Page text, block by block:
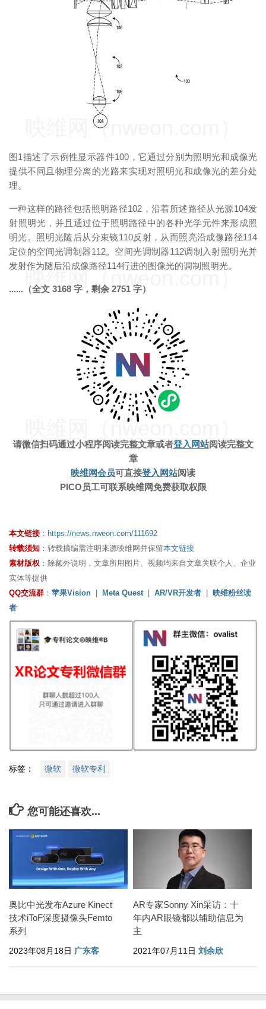
图1描述了示例性显示器件100，它通过分别为照明光和成像光
提供不同且物理分离的光路来实现对照明光和成像光的差分处
理。
一种这样的路径包括照明路径102，沿着所述路径从光源104发
射照明光，并且通过位于照明路径中的各种光学元件来形成照
明光。照明光随后从分束镜110反射，从而照亮沿成像路径114
定位的空间光调制器112。空间光调制器112调制入射照明光并
发射作为随后沿成像路径114行进的图像光的调制照明光。
......（全文 3168 字，剩余 2751 字）
请微信扫码通过小程序阅读完整文章或者登入网站阅读完整文
章
映维网会员可直接登入网站阅读
PICO员工可联系映维网免费获取权限
映维网（nweon.com）
映维网（nweon.com）
映维网（nweon.com）
本文链接 ： https://news.nweon.com/111692
转载须知 ：转载摘编需注明来源映维网并保留本文链接
素材版权 ：除额外说明，文章所用图片、视频均来自文章关联个人、企业
实体等提供
QQ交流群 ： 苹果Vision Meta Quest AR/VR开发者
映维粉丝读
者
标签： 微软 微软专利
您可能还喜欢...
奥比中光发布Azure Kinect
技术iToF深度摄像头Femto
系列
2023年08月18日 广东客
AR专家Sonny Xin采访：十
年内AR眼镜都以辅助信息为
主
2021年07月11日 刘余欣